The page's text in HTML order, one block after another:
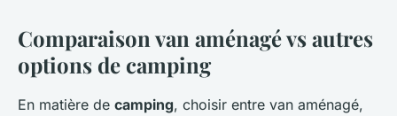
Comparaison van aménagé vs autres
options de camping
En matière de camping, choisir entre van aménagé,